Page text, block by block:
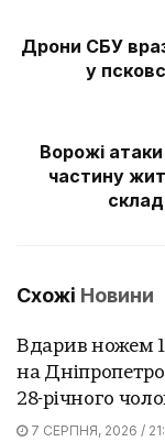
Дрони СБУ
у
Ворожі
частину
Схожі Новини
Вдарив ножем
на
28-річного
7 СЕРПНЯ, 2026 /